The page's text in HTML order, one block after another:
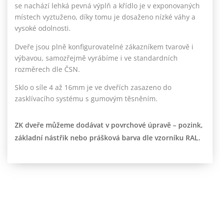
se nachází lehká pevná výplň a křídlo je v exponovaných
místech vyztuženo, díky tomu je dosaženo nízké váhy a
vysoké odolnosti.
Dveře jsou plně konfigurovatelné zákazníkem tvarově i
výbavou, samozřejmě vyrábíme i ve standardních
rozměrech dle ČSN.
Sklo o síle 4 až 16mm je ve dveřích zasazeno do
zasklívacího systému s gumovým těsněním.
ZK dveře můžeme dodávat v povrchové úpravě – pozink,
základní nástřik nebo prášková barva dle vzorníku RAL.